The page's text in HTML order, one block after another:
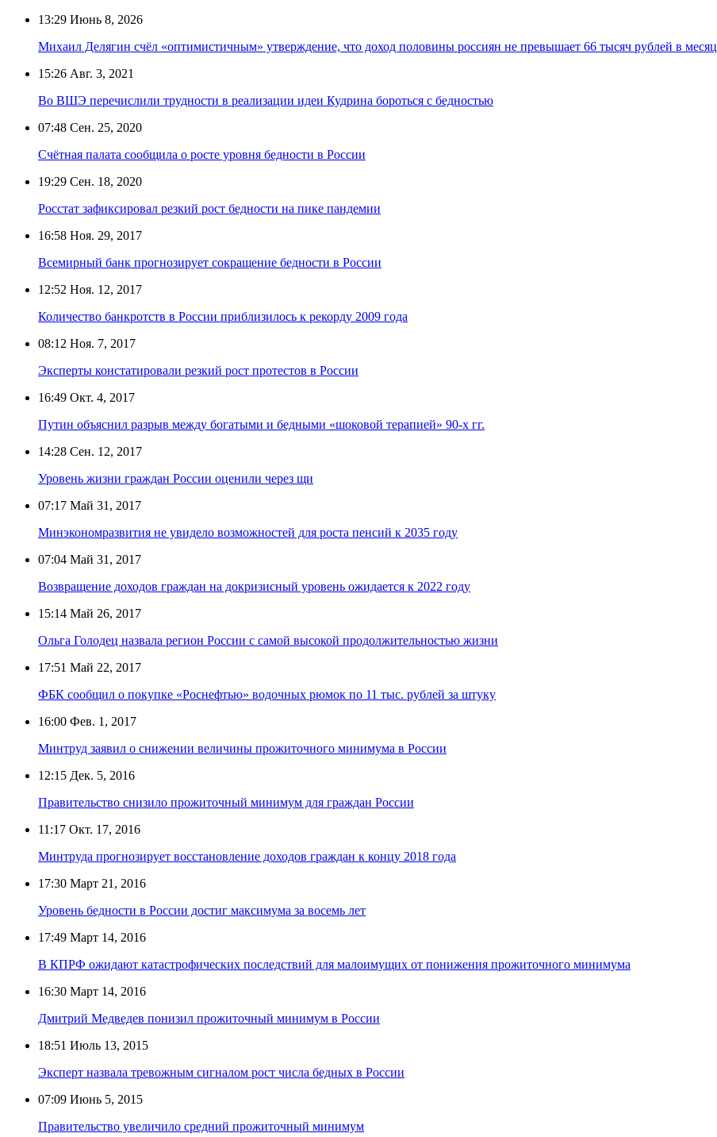
13:29 Июнь 8, 2026
Михаил Делягин счёл «оптимистичным» утверждение, что доход половины россиян не превышает 66 тысяч рублей в месяц
15:26 Авг. 3, 2021
Во ВШЭ перечислили трудности в реализации идеи Кудрина бороться с бедностью
07:48 Сен. 25, 2020
Счётная палата сообщила о росте уровня бедности в России
19:29 Сен. 18, 2020
Росстат зафиксировал резкий рост бедности на пике пандемии
16:58 Ноя. 29, 2017
Всемирный банк прогнозирует сокращение бедности в России
12:52 Ноя. 12, 2017
Количество банкротств в России приблизилось к рекорду 2009 года
08:12 Ноя. 7, 2017
Эксперты констатировали резкий рост протестов в России
16:49 Окт. 4, 2017
Путин объяснил разрыв между богатыми и бедными «шоковой терапией» 90-х гг.
14:28 Сен. 12, 2017
Уровень жизни граждан России оценили через щи
07:17 Май 31, 2017
Минэкономразвития не увидело возможностей для роста пенсий к 2035 году
07:04 Май 31, 2017
Возвращение доходов граждан на докризисный уровень ожидается к 2022 году
15:14 Май 26, 2017
Ольга Голодец назвала регион России с самой высокой продолжительностью жизни
17:51 Май 22, 2017
ФБК сообщил о покупке «Роснефтью» водочных рюмок по 11 тыс. рублей за штуку
16:00 Фев. 1, 2017
Минтруд заявил о снижении величины прожиточного минимума в России
12:15 Дек. 5, 2016
Правительство снизило прожиточный минимум для граждан России
11:17 Окт. 17, 2016
Минтруда прогнозирует восстановление доходов граждан к концу 2018 года
17:30 Март 21, 2016
Уровень бедности в России достиг максимума за восемь лет
17:49 Март 14, 2016
В КПРФ ожидают катастрофических последствий для малоимущих от понижения прожиточного минимума
16:30 Март 14, 2016
Дмитрий Медведев понизил прожиточный минимум в России
18:51 Июль 13, 2015
Эксперт назвала тревожным сигналом рост числа бедных в России
07:09 Июнь 5, 2015
Правительство увеличило средний прожиточный минимум